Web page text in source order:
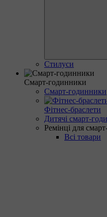
Стилуси
Смарт-годинники
Смарт-годинники
Фітнес-браслети
Дитячі смарт-
Ремінці для
Всі товари